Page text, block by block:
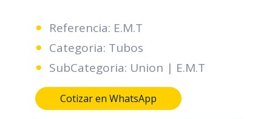
Referencia: E.M.T
Categoria: Tubos
SubCategoria: Union | E.M.T
Cotizar en WhatsApp